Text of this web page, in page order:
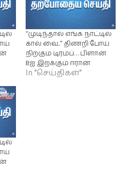
“முடிந்தால் எங்க நாட்டில்
கால் வை..” திணறி போய்
நிற்கும் டிரம்ப்… பிளான்
Bஐ இறக்கும் ஈரான்
In "செய்திகள்"